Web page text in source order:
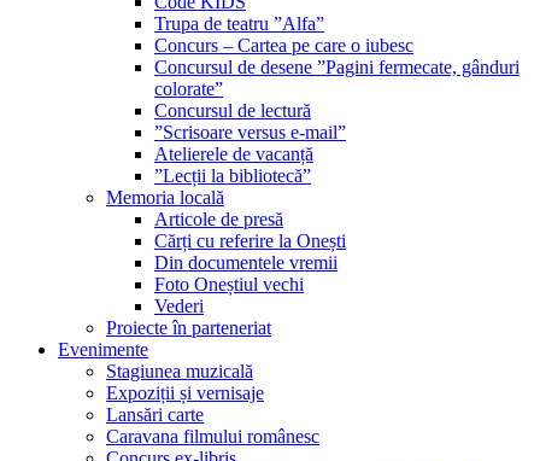
Trupa de teatru ”Alfa”
Concurs – Cartea pe care o iubesc
Concursul de desene ”Pagini fermecate, gânduri
colorate”
Concursul de lectură
”Scrisoare versus e-mail”
Atelierele de vacanță
”Lecții la bibliotecă”
Memoria locală
Articole de presă
Cărți cu referire la Onești
Din documentele vremii
Foto Oneștiul vechi
Vederi
Proiecte în parteneriat
Evenimente
Stagiunea muzicală
Expoziții și vernisaje
Lansări carte
Caravana filmului românesc